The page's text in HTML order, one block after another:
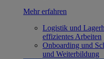
Mehr erfahren
Logistik und
effizientes Arbeiten
Onboarding und
und Weiterbildung